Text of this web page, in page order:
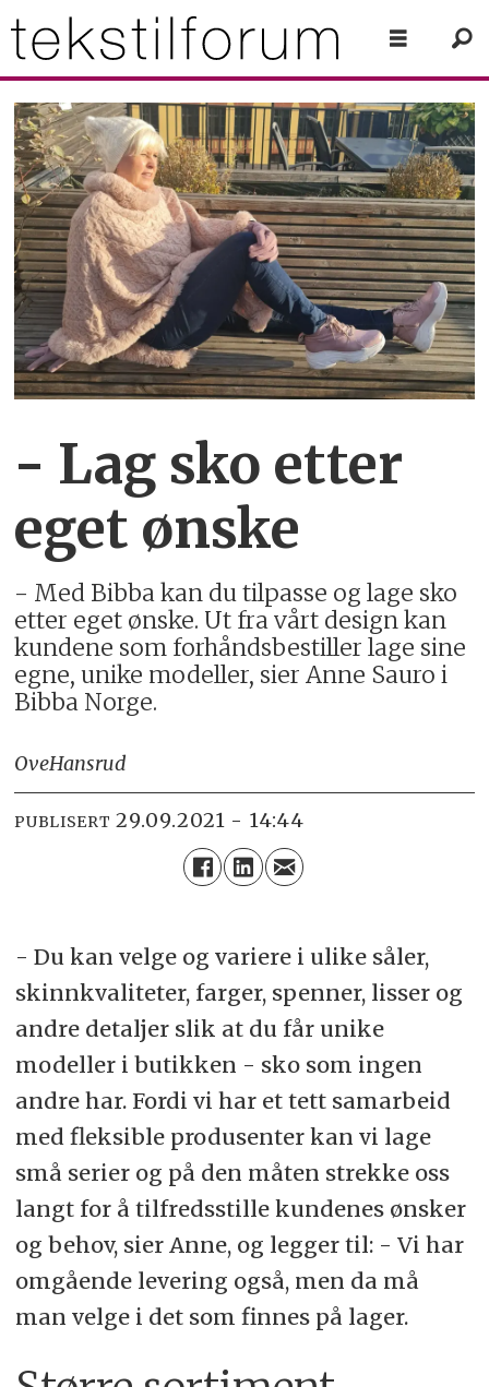
- Lag sko etter
eget ønske
- Med Bibba kan du tilpasse og lage sko
etter eget ønske. Ut fra vårt design kan
kundene som forhåndsbestiller lage sine
egne, unike modeller, sier Anne Sauro i
Bibba Norge.
OveHansrud
PUBLISERT 29.09.2021 - 14:44
- Du kan velge og variere i ulike såler,
skinnkvaliteter, farger, spenner, lisser og
andre detaljer slik at du får unike
modeller i butikken - sko som ingen
andre har. Fordi vi har et tett samarbeid
med fleksible produsenter kan vi lage
små serier og på den måten strekke oss
langt for å tilfredsstille kundenes ønsker
og behov, sier Anne, og legger til: - Vi har
omgående levering også, men da må
man velge i det som finnes på lager.